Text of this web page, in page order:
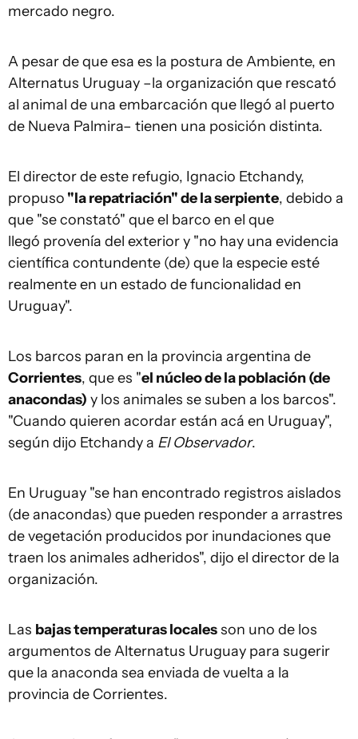
mercado negro.
A pesar de que esa es la postura de Ambiente, en
Alternatus Uruguay –la organización que rescató
al animal de una embarcación que llegó al puerto
de Nueva Palmira– tienen una posición distinta.
El director de este refugio, Ignacio Etchandy,
propuso "la repatriación" de la serpiente, debido a
que "se constató" que el barco en el que
llegó provenía del exterior y "no hay una evidencia
científica contundente (de) que la especie esté
realmente en un estado de funcionalidad en
Uruguay".
Los barcos paran en la provincia argentina de
Corrientes, que es "el núcleo de la población (de
anacondas) y los animales se suben a los barcos".
"Cuando quieren acordar están acá en Uruguay",
según dijo Etchandy a El Observador.
En Uruguay "se han encontrado registros aislados
(de anacondas) que pueden responder a arrastres
de vegetación producidos por inundaciones que
traen los animales adheridos", dijo el director de la
organización.
Las bajas temperaturas localesson uno de los
argumentos de Alternatus Uruguay para sugerir
que la anaconda sea enviada de vuelta a la
provincia de Corrientes.